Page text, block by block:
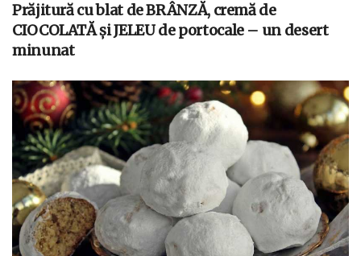
Prăjitură cu blat de BRÂNZĂ, cremă de
CIOCOLATĂ și JELEU de portocale – un desert
minunat